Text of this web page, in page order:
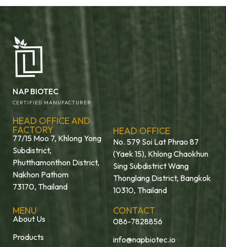
NAP BIOTEC
CERTIFIED MANUFACTURER
HEAD OFFICE AND
FACTORY
77/15 Moo 7, Khlong Yong
Subdistrict,
Phutthamonthon District,
Nakhon Pathom
73170, Thailand
HEAD OFFICE
No. 579 Soi Lat Phrao 87
(Yaek 15), Khlong Chaokhun
Sing Subdistrict Wang
Thonglang District, Bangkok
10310, Thailand
MENU
About Us
Products
CONTACT
086-7828856
info@napbiotec.io